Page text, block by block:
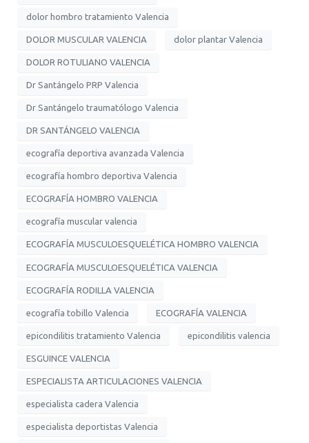
dolor hombro tratamiento Valencia
DOLOR MUSCULAR VALENCIA dolor plantar Valencia
DOLOR ROTULIANO VALENCIA
Dr Santángelo PRP Valencia
Dr Santángelo traumatólogo Valencia
DR SANTÁNGELO VALENCIA
ecografía deportiva avanzada Valencia
ecografía hombro deportiva Valencia
ECOGRAFÍA HOMBRO VALENCIA
ecografía muscular valencia
ECOGRAFÍA MUSCULOESQUELÉTICA HOMBRO VALENCIA
ECOGRAFÍA MUSCULOESQUELÉTICA VALENCIA
ECOGRAFÍA RODILLA VALENCIA
ecografía tobillo Valencia ECOGRAFÍA VALENCIA
epicondilitis tratamiento Valencia epicondilitis valencia
ESGUINCE VALENCIA
ESPECIALISTA ARTICULACIONES VALENCIA
especialista cadera Valencia
especialista deportistas Valencia